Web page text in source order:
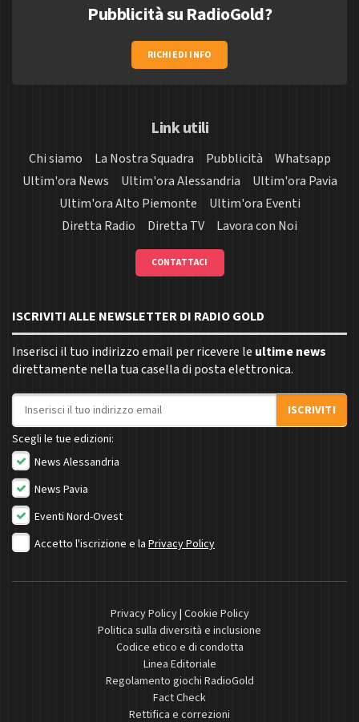
Pubblicità su RadioGold?
RICHIEDI INFO
Link utili
Chi siamo La Nostra Squadra Pubblicità
Whatsapp
Ultim'ora News
Ultim'ora Alessandria
Ultim'ora Pavia
Ultim'ora Alto Piemonte
Ultim'ora Eventi
Diretta Radio
Diretta TV Lavora con Noi
CONTATTACI
ISCRIVITI ALLE NEWSLETTER DI RADIO GOLD
Inserisci il tuo indirizzo email per ricevere le ultime news
direttamente nella tua casella di posta elettronica.
Indirizzo email
ISCRIVITI
Scegli le tue edizioni:
News Alessandria
News Pavia
Eventi Nord-Ovest
Accetto l'iscrizione e la Privacy Policy
Privacy Policy| Cookie Policy
Politica sulla diversità e inclusione
Codice etico e di condotta
Linea Editoriale
Regolamento giochi RadioGold
Fact Check
Rettifica e correzioni